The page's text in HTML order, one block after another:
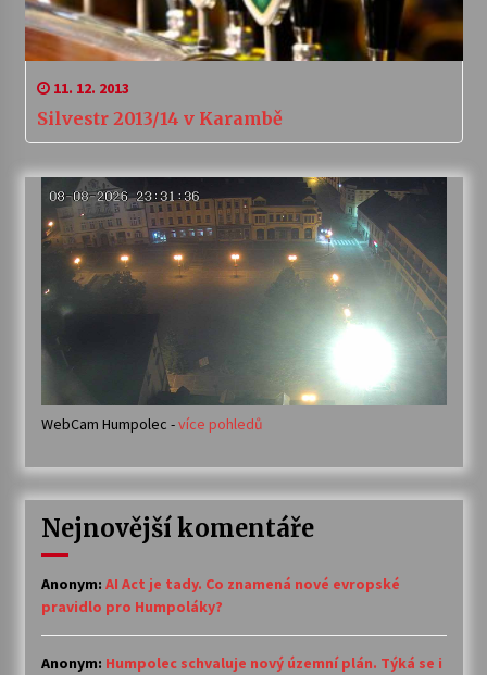
11. 12. 2013
Silvestr 2013/14 v Karambě
WebCam Humpolec -více pohledů
Nejnovější komentáře
Anonym: AI Act je tady. Co znamená nové evropské
pravidlo pro Humpoláky?
Anonym: Humpolec schvaluje nový územní plán. Týká se i